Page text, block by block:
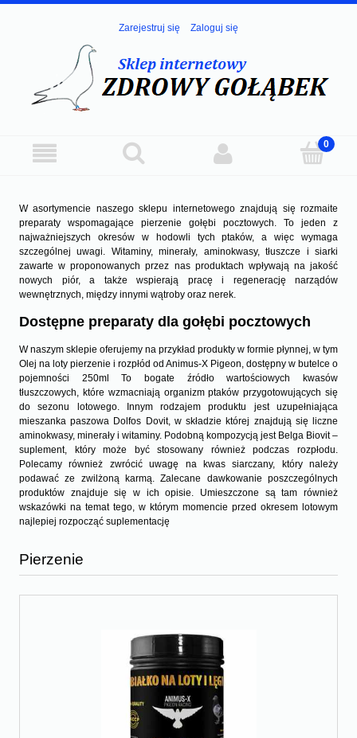
Zarejestruj się Zaloguj się
W asortymencie naszego sklepu internetowego znajdują się rozmaite
preparaty wspomagające pierzenie gołębi pocztowych. To jeden z
najważniejszych okresów w hodowli tych ptaków, a więc wymaga
szczególnej uwagi. Witaminy, minerały, aminokwasy, tłuszcze i siarki
zawarte w proponowanych przez nas produktach wpływają na jakość
nowych piór, a także wspierają pracę i regenerację narządów
wewnętrznych, między innymi wątroby oraz nerek.
Dostępne preparaty dla gołębi pocztowych
W naszym sklepie oferujemy na przykład produkty w formie płynnej, w tym
Olej na loty pierzenie i rozpłód od Animus-X Pigeon, dostępny w butelce o
pojemności 250ml To bogate źródło wartościowych kwasów
tłuszczowych, które wzmacniają organizm ptaków przygotowujących się
do sezonu lotowego. Innym rodzajem produktu jest uzupełniająca
mieszanka paszowa Dolfos Dovit, w składzie której znajdują się liczne
aminokwasy, minerały i witaminy. Podobną kompozycją jest Belga Biovit –
suplement, który może być stosowany również podczas rozpłodu.
Polecamy również zwrócić uwagę na kwas siarczany, który należy
podawać ze zwilżoną karmą. Zalecane dawkowanie poszczególnych
produktów znajduje się w ich opisie. Umieszczone są tam również
wskazówki na temat tego, w którym momencie przed okresem lotowym
najlepiej rozpocząć suplementację
Pierzenie